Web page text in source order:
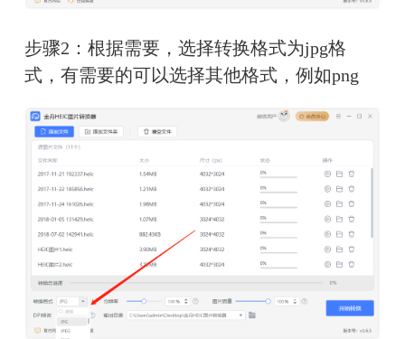
步骤2：根据需要，选择转换格式为jpg格
式，有需要的可以选择其他格式，例如png